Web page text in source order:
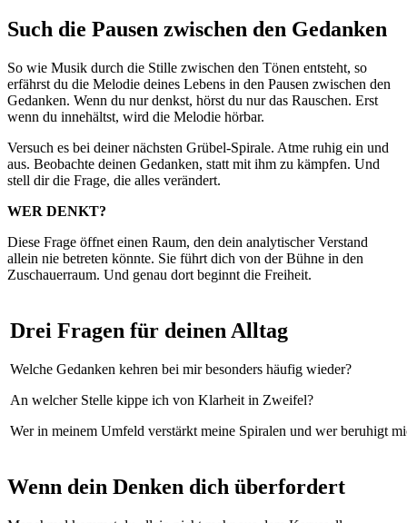
Such die Pausen zwischen den Gedanken
So wie Musik durch die Stille zwischen den Tönen entsteht, so
erfährst du die Melodie deines Lebens in den Pausen zwischen den
Gedanken. Wenn du nur denkst, hörst du nur das Rauschen. Erst
wenn du innehältst, wird die Melodie hörbar.
Versuch es bei deiner nächsten Grübel-Spirale. Atme ruhig ein und
aus. Beobachte deinen Gedanken, statt mit ihm zu kämpfen. Und
stell dir die Frage, die alles verändert.
WER DENKT?
Diese Frage öffnet einen Raum, den dein analytischer Verstand
allein nie betreten könnte. Sie führt dich von der Bühne in den
Zuschauerraum. Und genau dort beginnt die Freiheit.
Drei Fragen für deinen Alltag
Welche Gedanken kehren bei mir besonders häufig wieder?
An welcher Stelle kippe ich von Klarheit in Zweifel?
Wer in meinem Umfeld verstärkt meine Spiralen und wer beruhigt
Wenn dein Denken dich überfordert